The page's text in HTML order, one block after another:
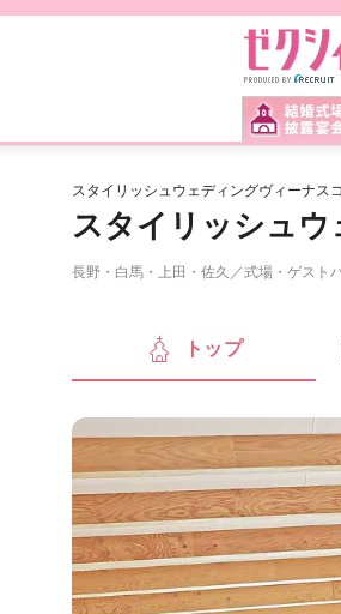
スタイリッシュウェディングヴィーナス
スタイリッシュ
長野・白馬・上田・佐久 ／式場・ゲスト
トップ